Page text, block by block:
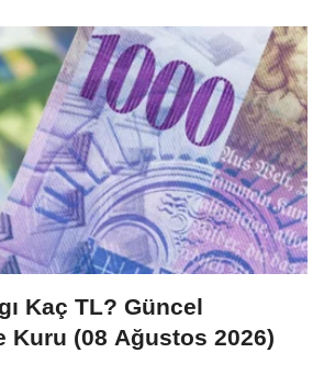
Kaç TL? Güncel
Kuru (08 Ağustos 2026)